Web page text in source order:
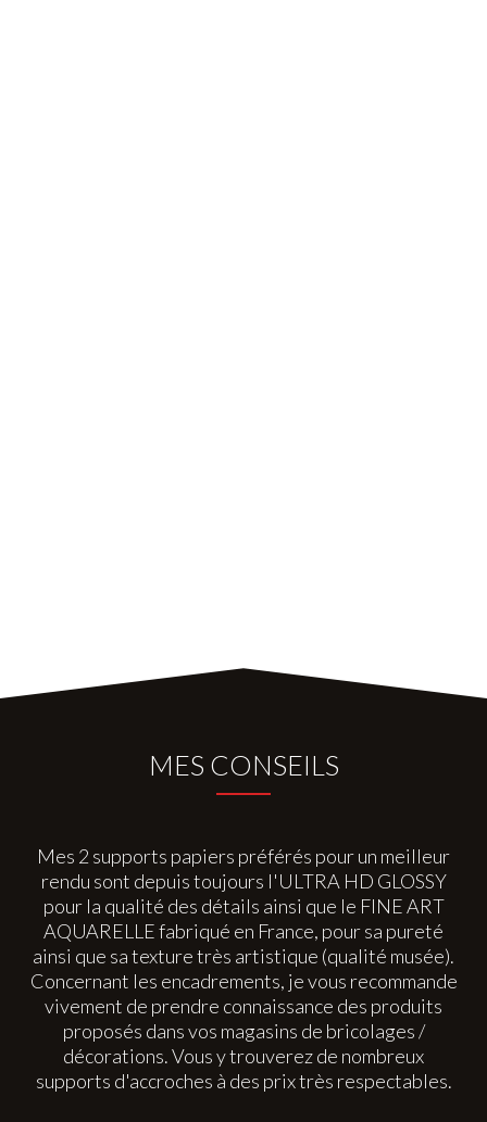
MES CONSEILS
Mes 2 supports papiers préférés pour un meilleur
rendu sont depuis toujours l'ULTRA HD GLOSSY
pour la qualité des détails ainsi que le FINE ART
AQUARELLE fabriqué en France, pour sa pureté
ainsi que sa texture très artistique (qualité musée).
Concernant les encadrements, je vous recommande
vivement de prendre connaissance des produits
proposés dans vos magasins de bricolages /
décorations. Vous y trouverez de nombreux
supports d'accroches à des prix très respectables.